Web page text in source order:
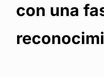
con una